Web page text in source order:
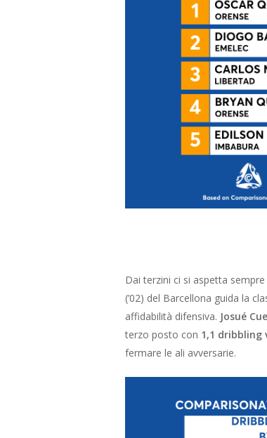
Dai terzini ci si aspetta
(’02) del Barcellona guida la
affidabilità difensiva. Josué
terzo posto con 1,1
fermare le ali avversarie.